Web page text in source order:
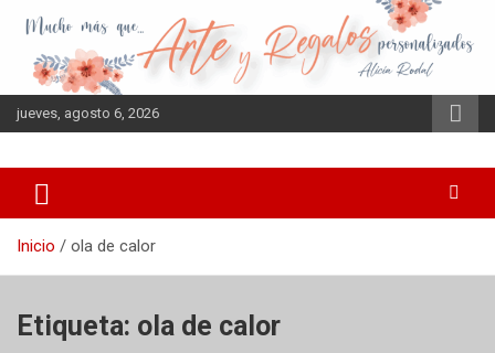
contenido
jueves, agosto 6, 2026
Inicio ola de calor
Etiqueta: ola de calor